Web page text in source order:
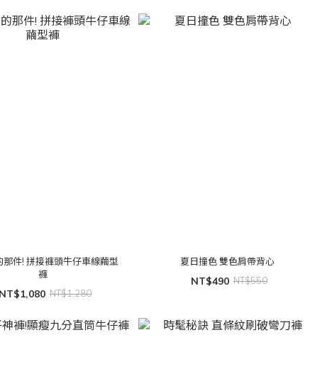
那件! 拼接褲頭牛仔車線繭型
褲
NT$1,080 NT$1,280
夏日撞色 雙色肩帶背心
NT$490 NT$550